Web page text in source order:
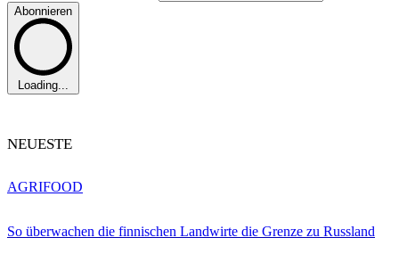
Abonnieren
Loading...
NEUESTE
So überwachen die finnischen Landwirte die Grenze zu Russland
AGRIFOOD